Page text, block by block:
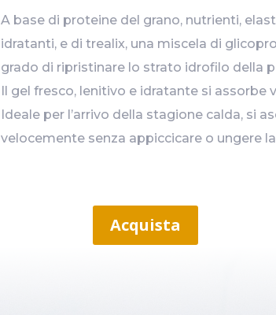
A base di proteine del grano, nutrienti,
idratanti, e di trealix, una miscela di
grado di ripristinare lo strato idrofilo della
Il gel fresco, lenitivo e idratante si assorbe
Ideale per l’arrivo della stagione calda, si
velocemente senza appiccicare o ungere
Acquista